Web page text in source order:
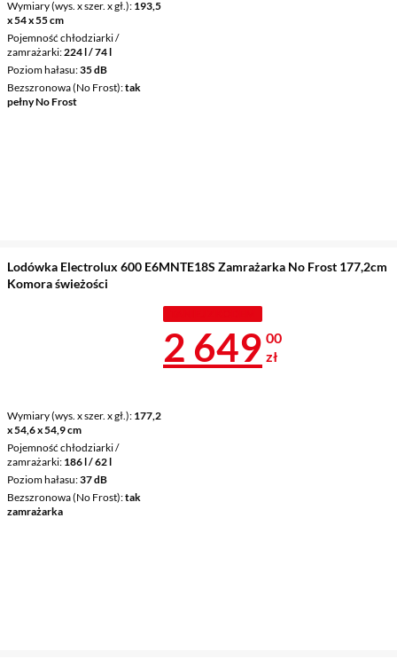
Wymiary (wys. x szer. x gł.) 193,5
x 54 x 55 cm
Pojemność chłodziarki /
zamrażarki 224 l / 74 l
Poziom hałasu 35 dB
Bezszronowa (No Frost) tak
pełny No Frost
Lodówka Electrolux 600 E6MNTE18S Zamrażarka No Frost 177,2cm
Komora świeżości
Wymiary (wys. x szer. x gł.) 177,2
x 54,6 x 54,9 cm
Pojemność chłodziarki /
zamrażarki 186 l / 62 l
Poziom hałasu 37 dB
Bezszronowa (No Frost) tak
zamrażarka
Cena 2 649 zł
2 649 00
zł